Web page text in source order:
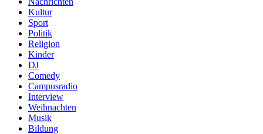
Kultur
Sport
Politik
Religion
Kinder
DJ
Comedy
Campusradio
Interview
Weihnachten
Musik
Bildung